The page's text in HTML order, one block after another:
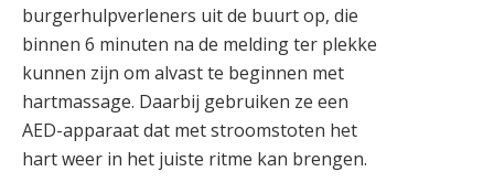
burgerhulpverleners uit de buurt op, die
binnen 6 minuten na de melding ter plekke
kunnen zijn om alvast te beginnen met
hartmassage. Daarbij gebruiken ze een
AED-apparaat dat met stroomstoten het
hart weer in het juiste ritme kan brengen.